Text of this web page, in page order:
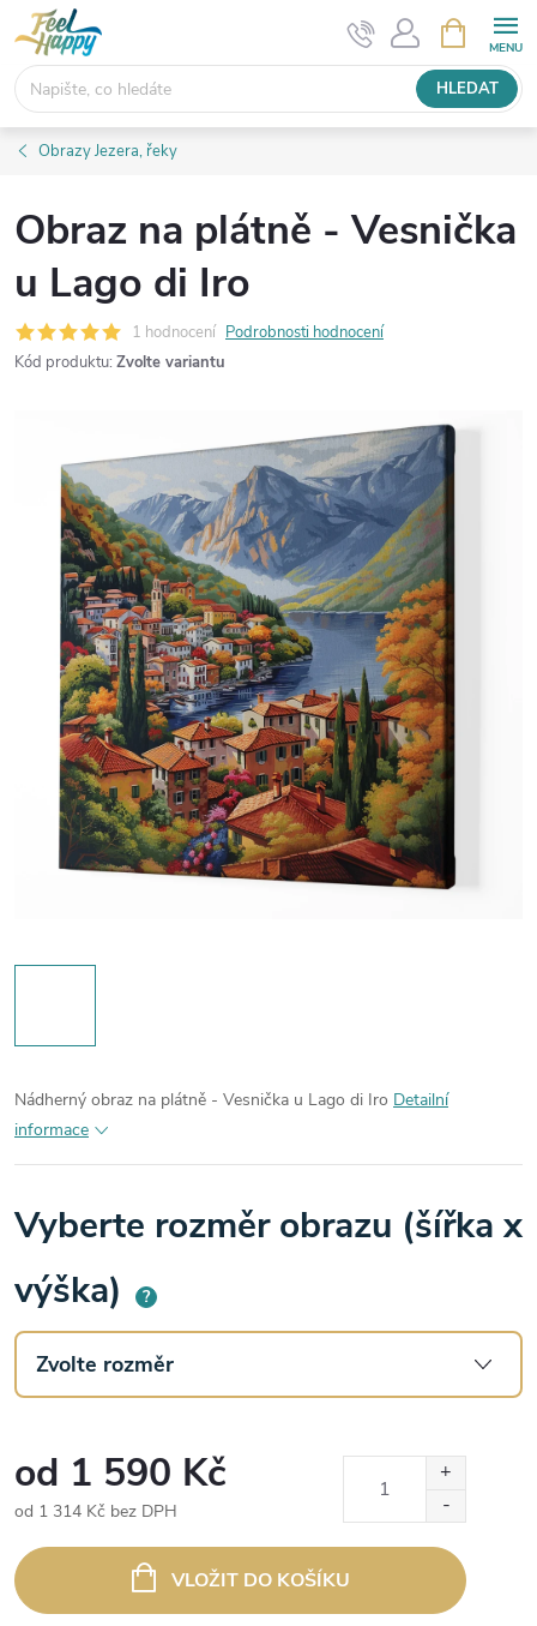
Přejít
na
obsah
HLEDAT
NÁKUPNÍ
KOŠÍK
Obrazy Jezera, řeky
Obraz na plátně - Vesnička
u Lago di Iro
1 hodnocení Podrobnosti hodnocení
Kód produktu: Zvolte variantu
Nádherný obraz na plátně - Vesnička u Lago di Iro Detailní
informace
Vyberte rozměr obrazu (šířka x
výška)
?
od 1 590 Kč
od 1 314 Kč bez DPH
cena:
VLOŽIT DO KOŠÍKU